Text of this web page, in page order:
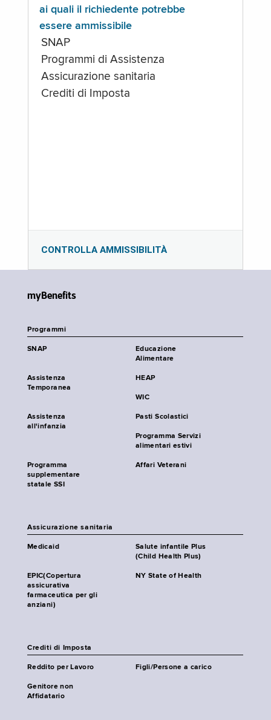
ai quali il richiedente potrebbe
essere ammissibile
SNAP
Programmi di Assistenza
Assicurazione sanitaria
Crediti di Imposta
CONTROLLA AMMISSIBILITÀ
myBenefits
Programmi
SNAP
Educazione
Alimentare
Assistenza
Temporanea
HEAP
WIC
Assistenza
all'infanzia
Pasti Scolastici
Programma Servizi
alimentari estivi
Programma
supplementare
statale SSI
Affari Veterani
Assicurazione sanitaria
Medicaid
Salute infantile Plus
(Child Health Plus)
EPIC(Copertura
assicurativa
farmaceutica per gli
anziani)
NY State of Health
Crediti di Imposta
Reddito per Lavoro Figli/Persone a carico
Genitore non
Affidatario